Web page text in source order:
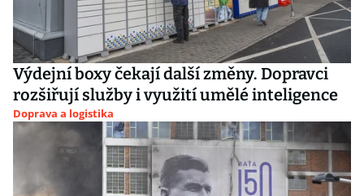
Výdejní boxy čekají další změny. Dopravci
rozšiřují služby i využití umělé inteligence
Doprava a logistika